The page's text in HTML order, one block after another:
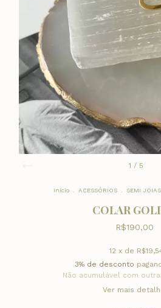
1 / 5
Início ACESSÓRIOS SEMI JOIAS
COLAR
R$190,00
12 x de
3% de desconto
Não acumulável com
Ver mais